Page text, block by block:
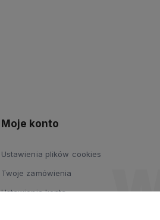
Moje konto
Ustawienia plików cookies
Twoje zamówienia
Ustawienia konta